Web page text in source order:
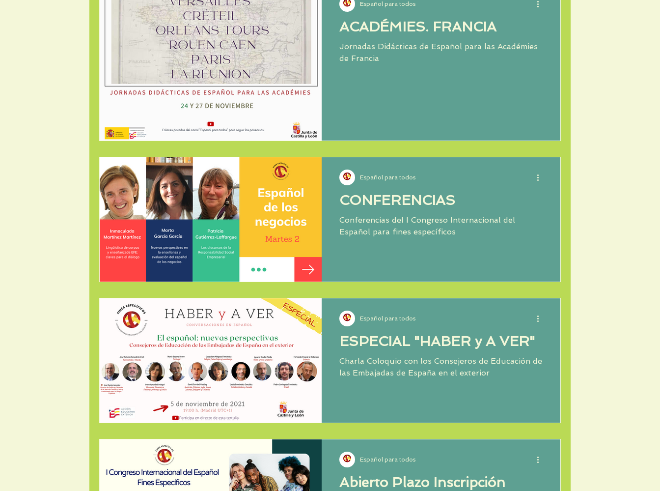
ACADÉMIES. FRANCIA
Jornadas Didácticas de Español para las Académies
de Francia
Español para todos
CONFERENCIAS
Conferencias del I Congreso Internacional del
Español para fines específicos
Español para todos
ESPECIAL "HABER y A VER"
Charla Coloquio con los Consejeros de Educación de
las Embajadas de España en el exterior
Español para todos
Abierto Plazo Inscripción
Español para todos